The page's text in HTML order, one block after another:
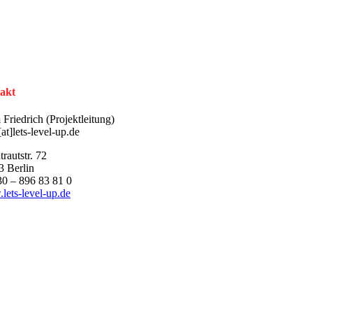
Friedrich (Projektleitung)
level-up.de
72
Berlin
– 896 83 81 0
level-up.de